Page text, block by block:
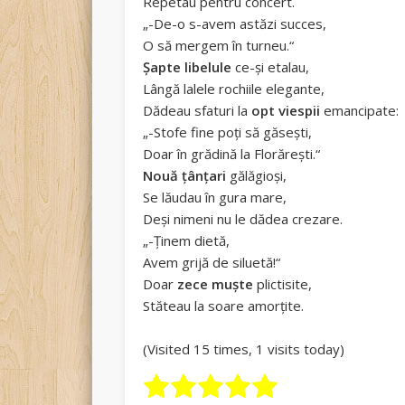
„-De-o s-avem astăzi succes,
O să mergem în turneu.“
Șapte libelule ce-și etalau,
Lângă lalele rochiile elegante,
Dădeau sfaturi la opt viespii emancipate:
„-Stofe fine poți să găsești,
Doar în grădină la Florărești.“
Nouă țânțari gălăgioși,
Se lăudau în gura mare,
Deși nimeni nu le dădea crezare.
„-Ținem dietă,
Avem grijă de siluetă!“
Doar zece mușteplictisite,
Stăteau la soare amorțite.
(Visited 15 times, 1 visits today)
Rate this item: